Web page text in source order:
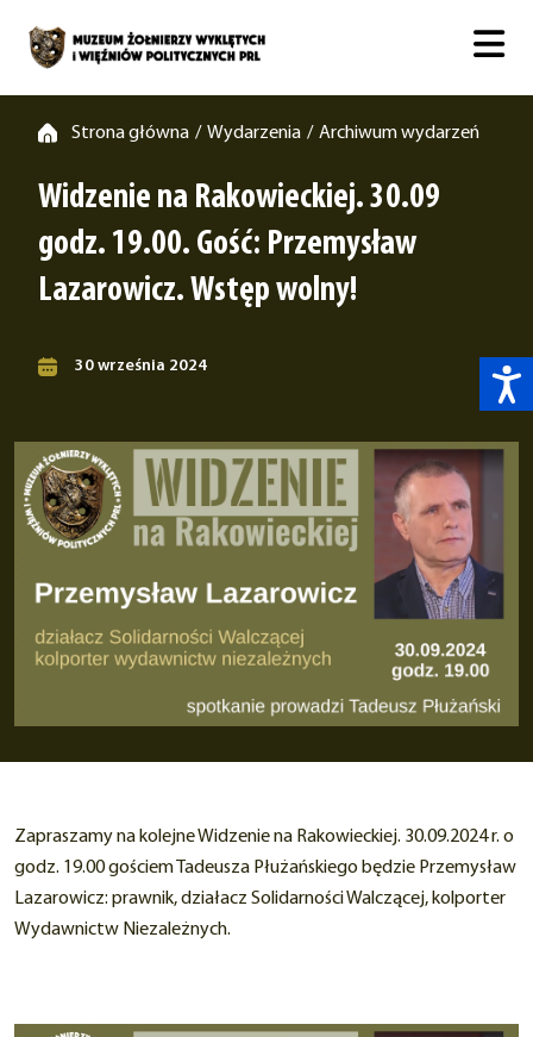
Strona główna / Wydarzenia / Archiwum wydarzeń
Widzenie na Rakowieckiej. 30.09
godz. 19.00. Gość: Przemysław
Lazarowicz. Wstęp wolny!
30 września 2024
Zapraszamy na kolejne Widzenie na Rakowieckiej. 30.09.2024 r. o
godz. 19.00 gościem Tadeusza Płużańskiego będzie Przemysław
Lazarowicz: prawnik, działacz Solidarności Walczącej, kolporter
Wydawnictw Niezależnych.